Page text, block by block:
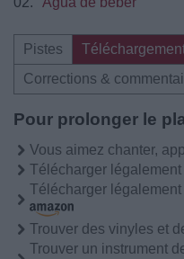
Pistes
Corrections &
Pour prolonger le
Vous aimez chanter,
Télécharger
Télécharger
Trouver des vinyles et
Trouver un instrument